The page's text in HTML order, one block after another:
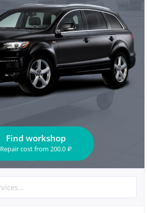
Find workshop
Repair costfrom 200.0 ₽